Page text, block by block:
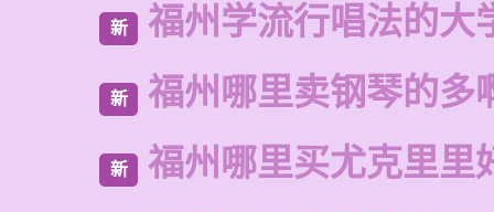
新 福州学流行唱法的大
新 福州哪里卖钢琴的多
新 福州哪里买尤克里里